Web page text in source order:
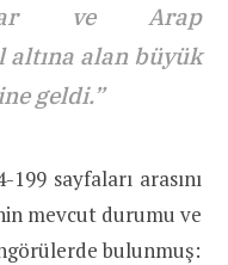
ve Arap
altına alan büyük
geldi.”
sayfaları arasını
mevcut durumu ve
bulunmuş: